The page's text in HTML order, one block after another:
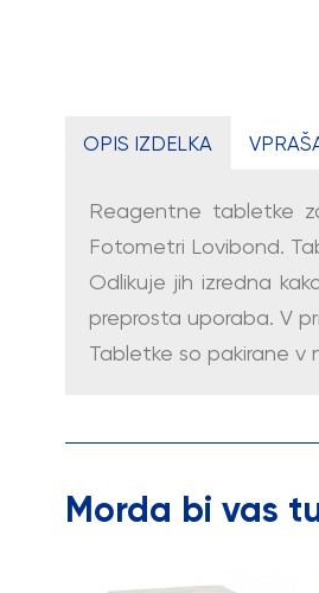
OPIS IZDELKA
Reagentne tabletke
Fotometri Lovibond.
Odlikuje jih izredna
preprosta uporaba. V
Tabletke so pakirane v
Morda bi vas